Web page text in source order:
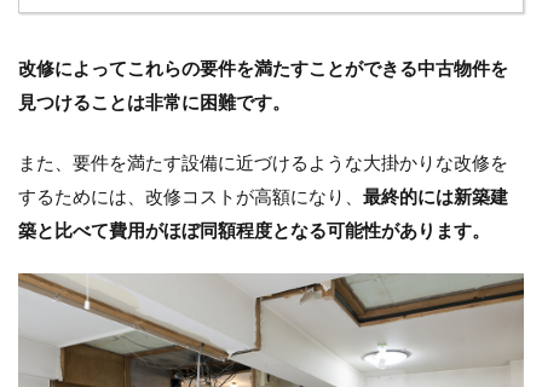
改修によってこれらの要件を満たすことができる中古物件を
見つけることは非常に困難です。
また、要件を満たす設備に近づけるような大掛かりな改修を
するためには、改修コストが高額になり、 最終的には新築建
築と比べて費用がほぼ同額程度となる可能性があります。